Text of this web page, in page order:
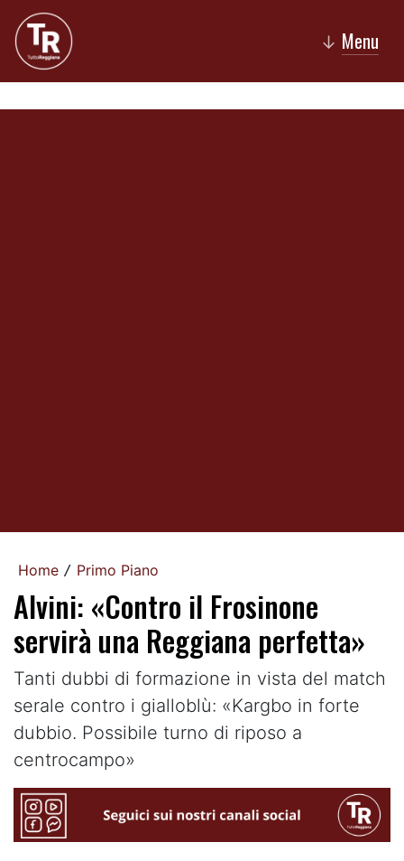
↓ Menu
Home / Primo Piano
Alvini: «Contro il Frosinone
servirà una Reggiana perfetta»
Tanti dubbi di formazione in vista del match
serale contro i gialloblù: «Kargbo in forte
dubbio. Possibile turno di riposo a
centrocampo»